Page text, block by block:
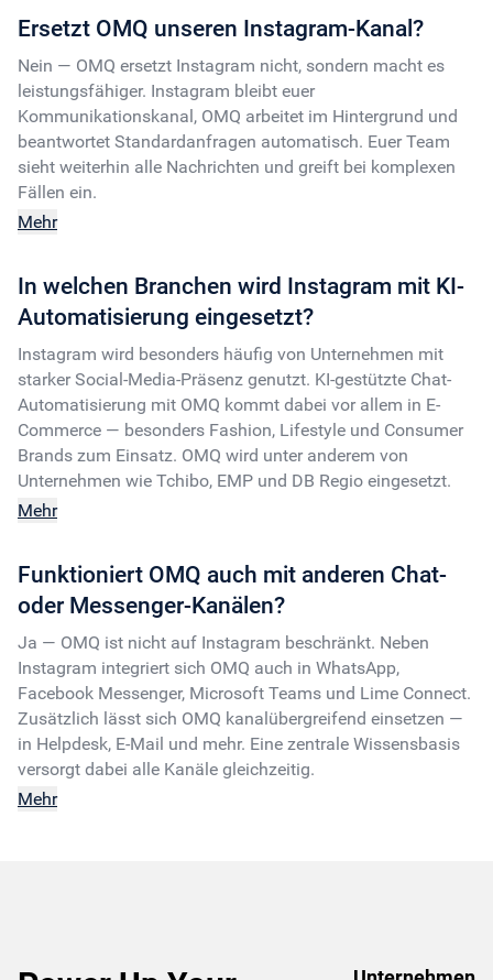
Ersetzt OMQ unseren Instagram-Kanal?
Nein — OMQ ersetzt Instagram nicht, sondern macht es
leistungsfähiger. Instagram bleibt euer
Kommunikationskanal, OMQ arbeitet im Hintergrund und
beantwortet Standardanfragen automatisch. Euer Team
sieht weiterhin alle Nachrichten und greift bei komplexen
Fällen ein.
Mehr
In welchen Branchen wird Instagram mit KI-
Automatisierung eingesetzt?
Instagram wird besonders häufig von Unternehmen mit
starker Social-Media-Präsenz genutzt. KI-gestützte Chat-
Automatisierung mit OMQ kommt dabei vor allem in E-
Commerce — besonders Fashion, Lifestyle und Consumer
Brands zum Einsatz. OMQ wird unter anderem von
Unternehmen wie Tchibo, EMP und DB Regio eingesetzt.
Mehr
Funktioniert OMQ auch mit anderen Chat-
oder Messenger-Kanälen?
Ja — OMQ ist nicht auf Instagram beschränkt. Neben
Instagram integriert sich OMQ auch in WhatsApp,
Facebook Messenger, Microsoft Teams und Lime Connect.
Zusätzlich lässt sich OMQ kanalübergreifend einsetzen —
in Helpdesk, E-Mail und mehr. Eine zentrale Wissensbasis
versorgt dabei alle Kanäle gleichzeitig.
Mehr